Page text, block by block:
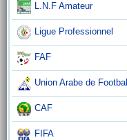
L.N.F Amateur
Ligue Professionnel
FAF
Union Arabe de Football
CAF
FIFA